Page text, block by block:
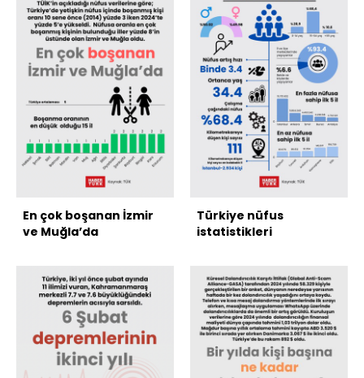
En çok boşanan İzmir
ve Muğla’da
Türkiye nüfus
istatistikleri